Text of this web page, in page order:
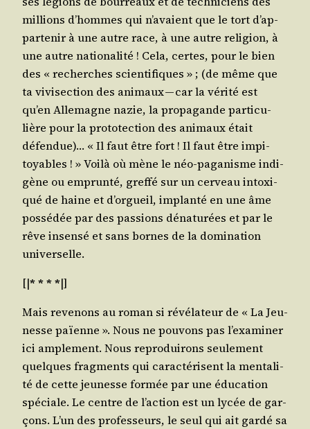
mil­lions d’hommes qui n’a­vaient que le tort d’ap­
par­te­nir à une autre race, à une autre reli­gion, à
une autre natio­na­li­té ! Cela, certes, pour le bien
des « recherches scien­ti­fiques » ; (de même que
ta vivi­sec­tion des ani­maux — car la véri­té est
qu’en Alle­magne nazie, la pro­pa­gande par­ti­cu­
lière pour la pro­to­tec­tion des ani­maux était
défen­due)… « Il faut être fort ! Il faut être impi­
toyables ! » Voi­là où mène le néo-paga­nisme indi­
gène ou emprun­té, gref­fé sur un cer­veau intoxi­
qué de haine et d’or­gueil, implan­té en une âme
pos­sé­dée par des pas­sions déna­tu­rées et par le
rêve insen­sé et sans bornes de la domi­na­tion
universelle.
[|* * * *|]
Mais reve­nons au roman si révé­la­teur de « La Jeu­
nesse païenne ». Nous ne pou­vons pas l’exa­mi­ner
ici ample­ment. Nous repro­dui­rons seule­ment
quelques frag­ments qui carac­té­risent la men­ta­li­
té de cette jeu­nesse for­mée par une édu­ca­tion
spé­ciale. Le centre de l’ac­tion est un lycée de gar­
çons. L’un des pro­fes­seurs, le seul qui ait gar­dé sa